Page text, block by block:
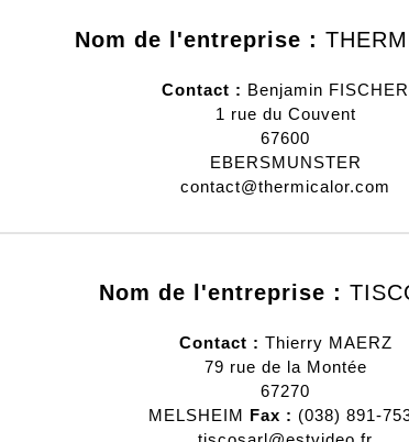
Nom de l'entreprise :
Contact : Benjamin FISCHER
1 rue du Couvent
67600
EBERSMUNSTER
contact@thermicalor.com
Nom de l'entreprise :
Contact : Thierry MAERZ
79 rue de la Montée
67270
MELSHEIM
Fax : (038) 891-